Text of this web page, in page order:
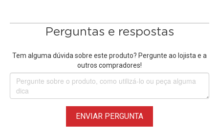
Perguntas e respostas
Tem alguma dúvida sobre este produto? Pergunte ao lojista e a
outros compradores!
ENVIAR PERGUNTA